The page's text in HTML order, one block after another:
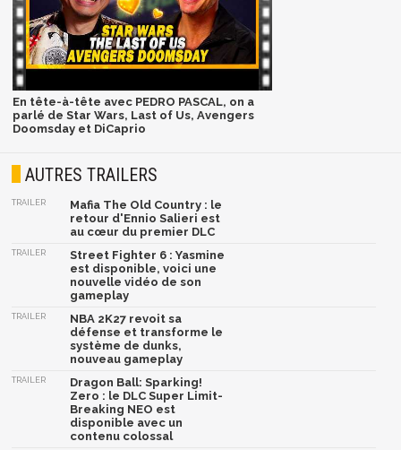
En tête-à-tête avec PEDRO PASCAL, on a
parlé de Star Wars, Last of Us, Avengers
Doomsday et DiCaprio
AUTRES TRAILERS
TRAILER
Mafia The Old Country : le
retour d'Ennio Salieri est
au cœur du premier DLC
TRAILER
Street Fighter 6 : Yasmine
est disponible, voici une
nouvelle vidéo de son
gameplay
TRAILER
NBA 2K27 revoit sa
défense et transforme le
système de dunks,
nouveau gameplay
TRAILER
Dragon Ball: Sparking!
Zero : le DLC Super Limit-
Breaking NEO est
disponible avec un
contenu colossal